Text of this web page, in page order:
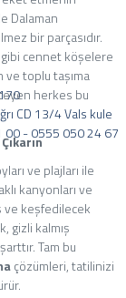
CD 13/4 Vals kule
00 - 0555 050 24 67
Dalaman
bir parçasıdır.
cennet köşelere
toplu taşıma
herkes bu
ve plajları ile
kanyonları ve
ve keşfedilecek
gizli kalmış
Tam bu
çözümleri, tatilinizi